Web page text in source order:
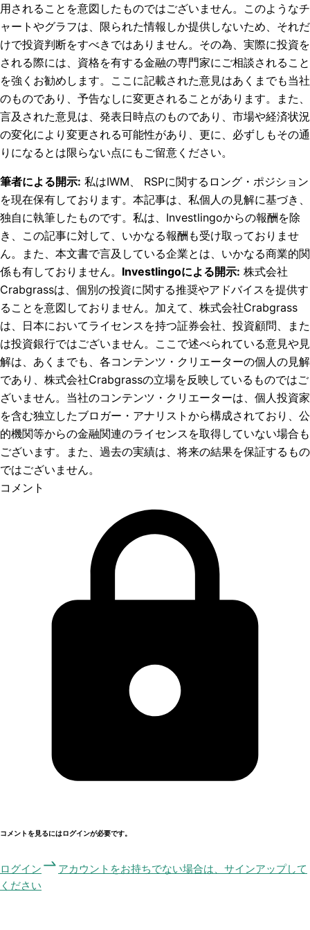
用されることを意図したものではございません。このようなチ
ャートやグラフは、限られた情報しか提供しないため、それだ
けで投資判断をすべきではありません。その為、実際に投資を
される際には、資格を有する金融の専門家にご相談されること
を強くお勧めします。ここに記載された意見はあくまでも当社
のものであり、予告なしに変更されることがあります。また、
言及された意見は、発表日時点のものであり、市場や経済状況
の変化により変更される可能性があり、更に、必ずしもその通
りになるとは限らない点にもご留意ください。
筆者による開示: 私はIWM、 RSPに関するロング・ポジション
を現在保有しております。 本記事は、私個人の見解に基づき、
独自に執筆したものです。私は、Investlingoからの報酬を除
き、この記事に対して、いかなる報酬も受け取っておりませ
ん。また、本文書で言及している企業とは、いかなる商業的関
係も有しておりません。 Investlingoによる開示: 株式会社
Crabgrassは、個別の投資に関する推奨やアドバイスを提供す
ることを意図しておりません。加えて、株式会社Crabgrass
は、日本においてライセンスを持つ証券会社、投資顧問、また
は投資銀行ではございません。ここで述べられている意見や見
解は、あくまでも、各コンテンツ・クリエーターの個人の見解
であり、株式会社Crabgrassの立場を反映しているものではご
ざいません。当社のコンテンツ・クリエーターは、個人投資家
を含む独立したブロガー・アナリストから構成されており、公
的機関等からの金融関連のライセンスを取得していない場合も
ございます。また、過去の実績は、将来の結果を保証するもの
ではございません。
コメント
コメントを見るにはログインが必要です。
ログイン
アカウントをお持ちでない場合は、サインアップして
ください